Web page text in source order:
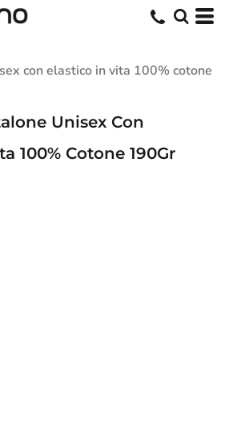
con elastico in vita 100% cotone
Unisex Con
100% Cotone 190Gr